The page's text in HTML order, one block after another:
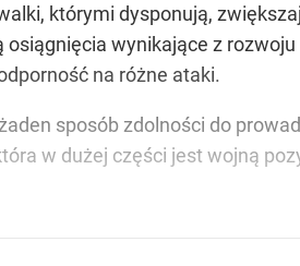
którymi dysponują,
wynikające z
na różne ataki.
sposób zdolności do
w dużej części jest wojną